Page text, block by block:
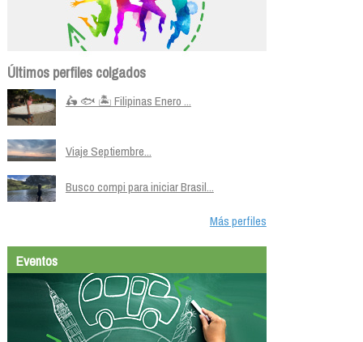
Últimos perfiles colgados
🛵 🐟 🏝️ Filipinas Enero ...
Viaje Septiembre...
Busco compi para iniciar Brasil...
Más perfiles
Eventos